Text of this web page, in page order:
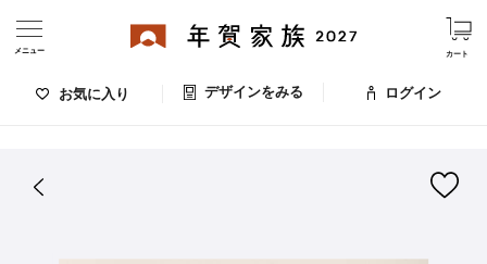
お気に入り デザインをみる
カート
ログイン
メニュー
デザインをみる